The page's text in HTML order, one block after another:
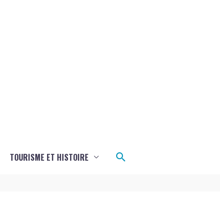
TOURISME ET HISTOIRE Rechercher